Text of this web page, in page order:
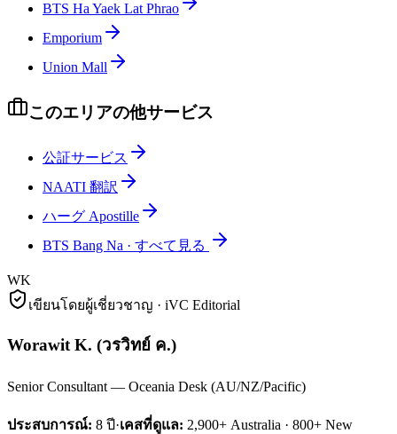
BTS Ha Yaek Lat Phrao
Emporium
Union Mall
このエリアの他サービス
公証サービス
NAATI 翻訳
ハーグ Apostille
BTS Bang Na · すべて見る
WK
เขียนโดยผู้เชี่ยวชาญ · iVC Editorial
Worawit K. (วรวิทย์ ค.)
Senior Consultant — Oceania Desk (AU/NZ/Pacific)
ประสบการณ์: 8 ปี·เคสที่ดูแล: 2,900+ Australia · 800+ New